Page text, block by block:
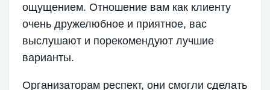
ощущением. Отношение вам как клиенту
очень дружелюбное и приятное, вас
выслушают и порекомендуют лучшие
варианты.
Организаторам респект, они смогли сделать